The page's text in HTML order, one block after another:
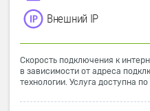
Внешний IP
Скорость подключения к
в зависимости от адреса
технологии. Услуга доступна